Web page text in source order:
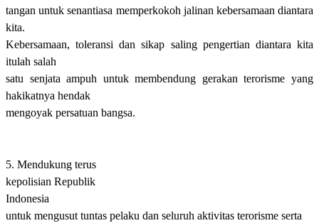
tangan untuk senantiasa memperkokoh jalinan kebersamaan diantara
kita.
Kebersamaan, toleransi dan sikap saling pengertian diantara kita
itulah salah
satu senjata ampuh untuk membendung gerakan terorisme yang
hakikatnya hendak
mengoyak persatuan bangsa.
5. Mendukung terus
kepolisian Republik
Indonesia
untuk mengusut tuntas pelaku dan seluruh aktivitas terorisme serta